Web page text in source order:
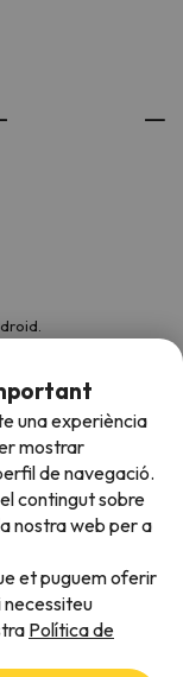
una experiència
mostrar
de navegació.
contingut sobre
nostra web per a
et puguem oferir
necessiteu
Política de